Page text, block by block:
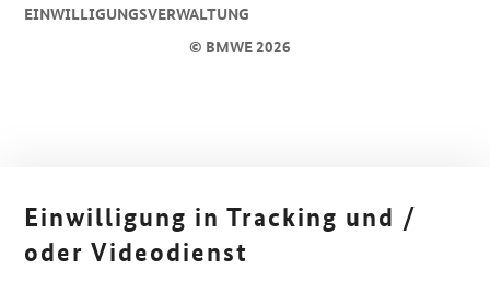
© BMWE 2026
EINWILLIGUNGSVERWALTUNG
Einwilligung in Tracking und /
oder Videodienst